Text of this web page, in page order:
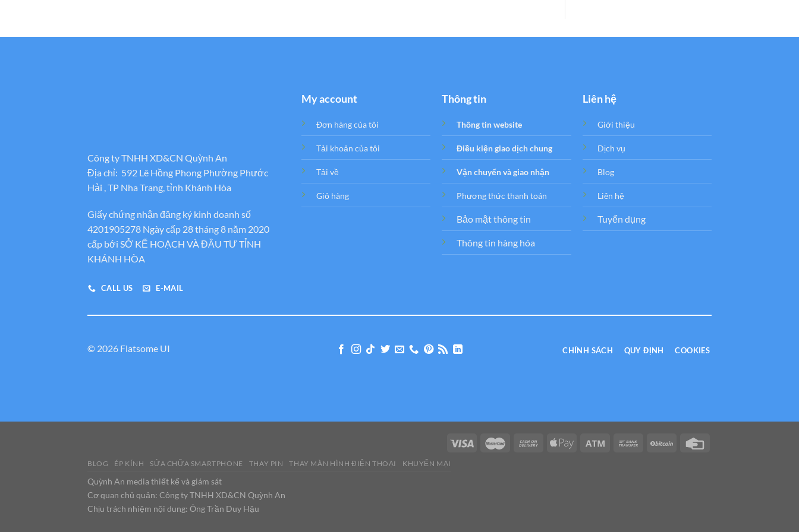
Công ty TNHH XD&CN Quỳnh An
Địa chỉ: 592 Lê Hồng Phong Phường Phước
Hải , TP Nha Trang, tỉnh Khánh Hòa
Giấy chứng nhận đăng ký kinh doanh số
4201905278 Ngày cấp 28 tháng 8 năm 2020
cấp bới SỞ KẾ HOẠCH VÀ ĐẦU TƯ TỈNH
KHÁNH HÒA
CALL US E-MAIL
My account
Đơn hàng của tôi
Tải khoản của tôi
Tải về
Giỏ hàng
Thông tin
Thông tin website
Điều kiện giao dịch chung
Vận chuyển và giao nhận
Phương thức thanh toán
Bảo mật thông tin
Thông tin hàng hóa
Liên hệ
Giới thiệu
Dịch vụ
Blog
Liên hệ
Tuyển dụng
© 2026 Flatsome UI CHÍNH SÁCH QUY ĐỊNH COOKIES
BLOG ÉP KÍNH SỬA CHỮA SMARTPHONE THAY PIN THAY MÀN HÌNH ĐIỆN THOẠI KHUYẾN MẠI
Quỳnh An media thiết kế và giám sát
Cơ quan chủ quản: Công ty TNHH XD&CN Quỳnh An
Chịu trách nhiệm nội dung: Ông Trần Duy Hậu